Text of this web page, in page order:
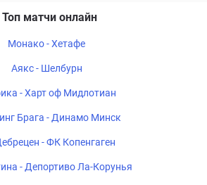
Топ матчи онлайн
Монако - Хетафе
Аякс - Шелбурн
- Харт оф Мидлотиан
Брага - Динамо Минск
- ФК Копенгаген
- Депортиво Ла-Корунья